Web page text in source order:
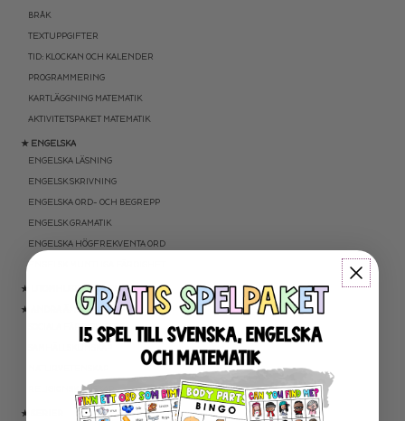
BRÅK
TEXTUPPGIFTER
TID: KLOCKAN OCH KALENDER
PROGRAMMERING
KARTLÄGGNING MATEMATIK
AKTIVITETSPAKET MATEMATIK
★ ENGELSKA
ENGELSKA LÄSNING
ENGELSK SKRIVNING
ENGELSKA ORD- OCH BEGREPP
ENGELSK GRAMATIK
ENGELSKA HÖGFREKVENTA ORD
ENGELSK MUNTLIGA FÄRDIGHET
★ UTOMHUSPEDAGOGIK
★ ANDRA ÄMNEN
SOCIALA FÄRDIGHETER
RELIGIONSKUNSKAP
★ SERIER